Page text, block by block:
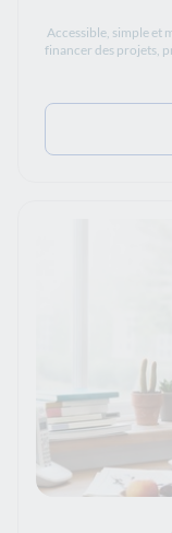
Accessible, simple et
financer des projets,